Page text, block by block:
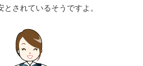
とされているそうですよ。